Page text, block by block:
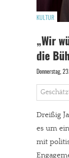
KULTUR
„Wir
die
Donnerstag,
Dreißig
es um
mit